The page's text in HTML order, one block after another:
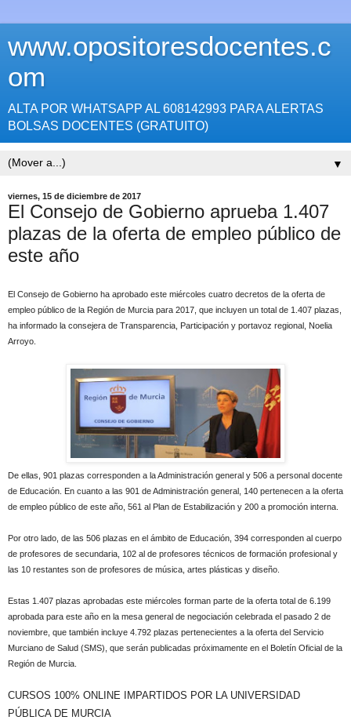
www.opositoresdocentes.c
om
ALTA POR WHATSAPP AL 608142993 PARA ALERTAS
BOLSAS DOCENTES (GRATUITO)
▼
viernes, 15 de diciembre de 2017
El Consejo de Gobierno aprueba 1.407
plazas de la oferta de empleo público de
este año
El Consejo de Gobierno ha aprobado este miércoles cuatro decretos de la oferta de
empleo público de la Región de Murcia para 2017, que incluyen un total de 1.407 plazas,
ha informado la consejera de Transparencia, Participación y portavoz regional, Noelia
Arroyo.
De ellas, 901 plazas corresponden a la Administración general y 506 a personal docente
de Educación. En cuanto a las 901 de Administración general, 140 pertenecen a la oferta
de empleo público de este año, 561 al Plan de Estabilización y 200 a promoción interna.
Por otro lado, de las 506 plazas en el ámbito de Educación, 394 corresponden al cuerpo
de profesores de secundaria, 102 al de profesores técnicos de formación profesional y
las 10 restantes son de profesores de música, artes plásticas y diseño.
Estas 1.407 plazas aprobadas este miércoles forman parte de la oferta total de 6.199
aprobada para este año en la mesa general de negociación celebrada el pasado 2 de
noviembre, que también incluye 4.792 plazas pertenecientes a la oferta del Servicio
Murciano de Salud (SMS), que serán publicadas próximamente en el Boletín Oficial de la
Región de Murcia.
CURSOS 100% ONLINE IMPARTIDOS POR LA UNIVERSIDAD
PÚBLICA DE MURCIA